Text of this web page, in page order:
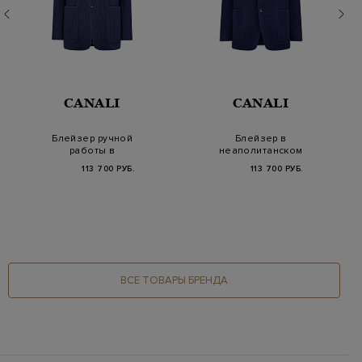
CANALI
Блейзер ручной
работы в
неаполитанском
стиле из хлопка…
113 700 РУБ.
CANALI
Блейзер в
неаполитанском
стиле из хлопка с
накладными…
113 700 РУБ.
ВСЕ ТОВАРЫ БРЕНДА